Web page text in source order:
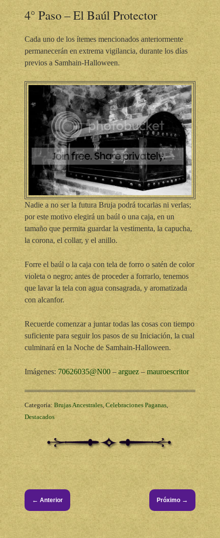
4° Paso – El Baúl Protector
Cada uno de los ítemes mencionados anteriormente
permanecerán en extrema vigilancia, durante los días
previos a Samhain-Halloween.
Nadie a no ser la futura Bruja podrá tocarlas ni verlas;
por este motivo elegirá un baúl o una caja, en un
tamaño que permita guardar la vestimenta, la capucha,
la corona, el collar, y el anillo.
Forre el baúl o la caja con tela de forro o satén de color
violeta o negro; antes de proceder a forrarlo, tenemos
que lavar la tela con agua consagrada, y aromatizada
con alcanfor.
Recuerde comenzar a juntar todas las cosas con tiempo
suficiente para seguir los pasos de su Iniciación, la cual
culminará en la Noche de Samhain-Halloween.
Imágenes: 70626035@N00 – arguez – mauroescritor
Categoría: Brujas Ancestrales, Celebraciones Paganas,
Destacados
← Anterior Próximo →